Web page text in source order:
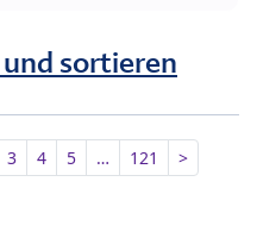
sortieren
3 4 5 … 121 >